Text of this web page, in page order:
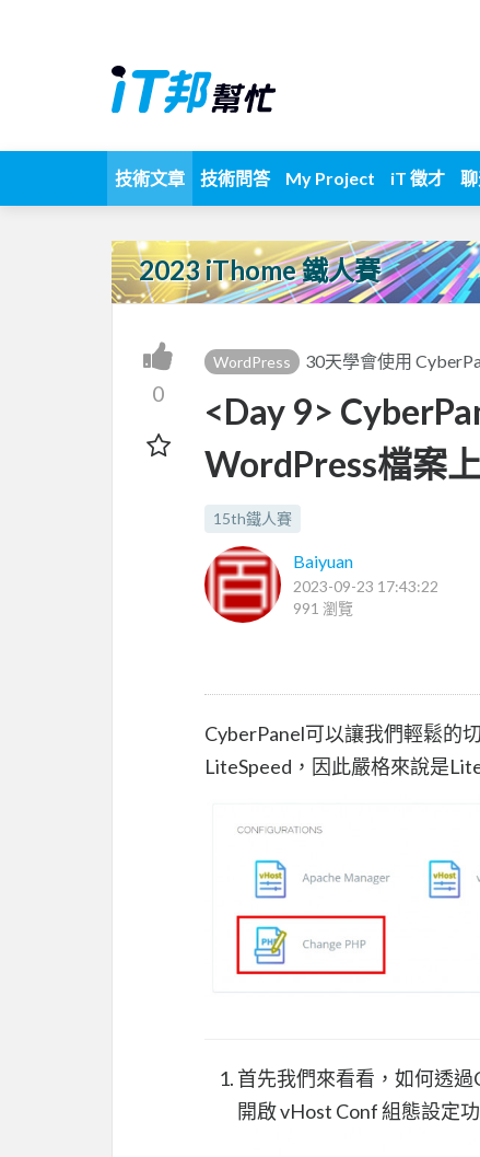
技術文章 技術問答 My Project iT 徵才
2023 iThome 鐵人賽
0
WordPress 30天學會使用
<Day 9>
WordPress檔案
15th鐵人賽
Baiyuan
2023-09-23 17:43:22
991 瀏覽
CyberPanel可以讓我們輕鬆的
LiteSpeed，因此嚴格來說是
首先我們來看看，如何透
開啟 vHost Conf 組態設定